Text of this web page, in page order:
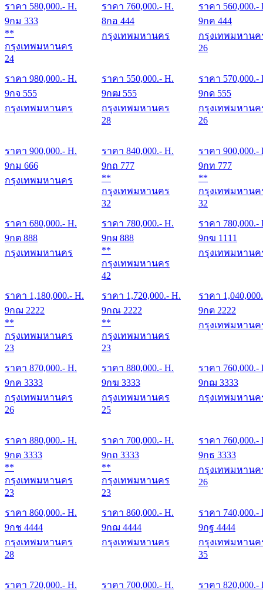
ราคา 580,000.- H.
ราคา 760,000.- H. ราคา 560,000.-
9กม 333
**
กรุงเทพมหานคร
24
ราคา 980,000.- H.
8กอ 444
กรุงเทพมหานคร
ราคา 550,000.- H.
9กค 444
กรุงเทพมหานค
26
ราคา 570,000.-
9กจ 555
กรุงเทพมหานคร
ราคา 900,000.- H.
9กฒ 555
กรุงเทพมหานคร
28
ราคา 840,000.- H.
9กด 555
กรุงเทพมหานค
26
ราคา 900,000.-
9กม 666
กรุงเทพมหานคร
ราคา 680,000.- H.
9กถ 777
**
กรุงเทพมหานคร
32
ราคา 780,000.- H.
9กท 777
**
กรุงเทพมหานค
32
ราคา 780,000.-
9กต 888
กรุงเทพมหานคร
ราคา 1,180,000.- H.
9กผ 888
**
กรุงเทพมหานคร
42
ราคา 1,720,000.- H.
9กฆ 1111
กรุงเทพมหานค
ราคา 1,040,000
9กฌ 2222
**
กรุงเทพมหานคร
23
ราคา 870,000.- H.
9กณ 2222
**
กรุงเทพมหานคร
23
ราคา 880,000.- H.
9กต 2222
กรุงเทพมหานค
ราคา 760,000.-
9กค 3333
กรุงเทพมหานคร
26
ราคา 880,000.- H.
9กฆ 3333
กรุงเทพมหานคร
25
ราคา 700,000.- H.
9กฌ 3333
กรุงเทพมหานค
ราคา 760,000.-
9กด 3333
**
กรุงเทพมหานคร
23
ราคา 860,000.- H.
9กถ 3333
**
กรุงเทพมหานคร
23
ราคา 860,000.- H.
9กธ 3333
กรุงเทพมหานค
26
ราคา 740,000.-
9กช 4444
กรุงเทพมหานคร
28
ราคา 720,000.- H.
9กฌ 4444
กรุงเทพมหานคร
ราคา 700,000.- H.
9กฐ 4444
กรุงเทพมหานค
35
ราคา 820,000.-